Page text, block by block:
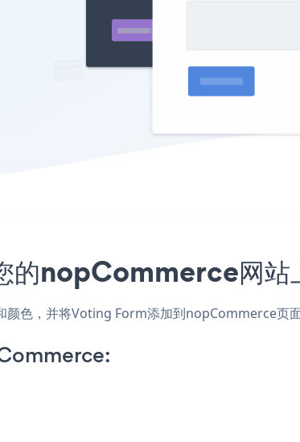
nopCommerce网站
色，并将Voting Form添加到nopCommerce页面